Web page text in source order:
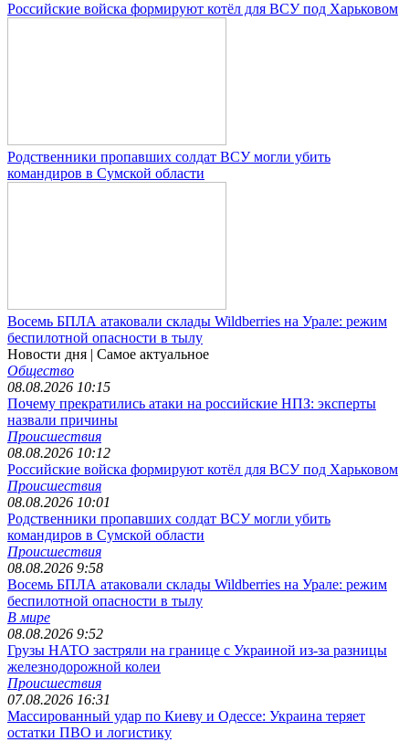
Российские войска формируют котёл для ВСУ под Харьковом
Родственники пропавших солдат ВСУ могли убить
командиров в Сумской области
Восемь БПЛА атаковали склады Wildberries на Урале: режим
беспилотной опасности в тылу
Новости дня | Самое актуальное
Общество
08.08.2026 10:15
Почему прекратились атаки на российские НПЗ: эксперты
назвали причины
Происшествия
08.08.2026 10:12
Российские войска формируют котёл для ВСУ под Харьковом
Происшествия
08.08.2026 10:01
Родственники пропавших солдат ВСУ могли убить
командиров в Сумской области
Происшествия
08.08.2026 9:58
Восемь БПЛА атаковали склады Wildberries на Урале: режим
беспилотной опасности в тылу
В мире
08.08.2026 9:52
Грузы НАТО застряли на границе с Украиной из-за разницы
железнодорожной колеи
Происшествия
07.08.2026 16:31
Массированный удар по Киеву и Одессе: Украина теряет
остатки ПВО и логистику